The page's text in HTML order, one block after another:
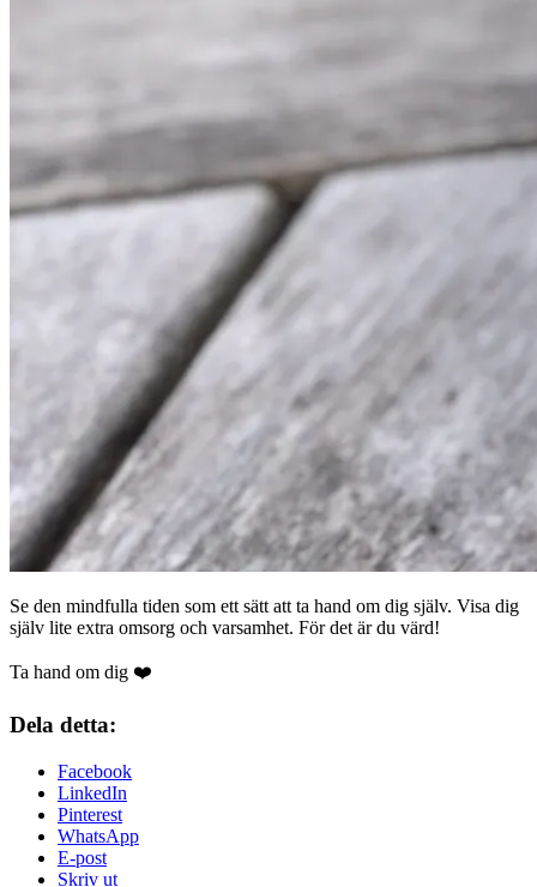
Se den mindfulla tiden som ett sätt att ta hand om dig själv. Visa dig
själv lite extra omsorg och varsamhet. För det är du värd!
Ta hand om dig ❤️
Dela detta:
Facebook
LinkedIn
Pinterest
WhatsApp
E-post
Skriv ut